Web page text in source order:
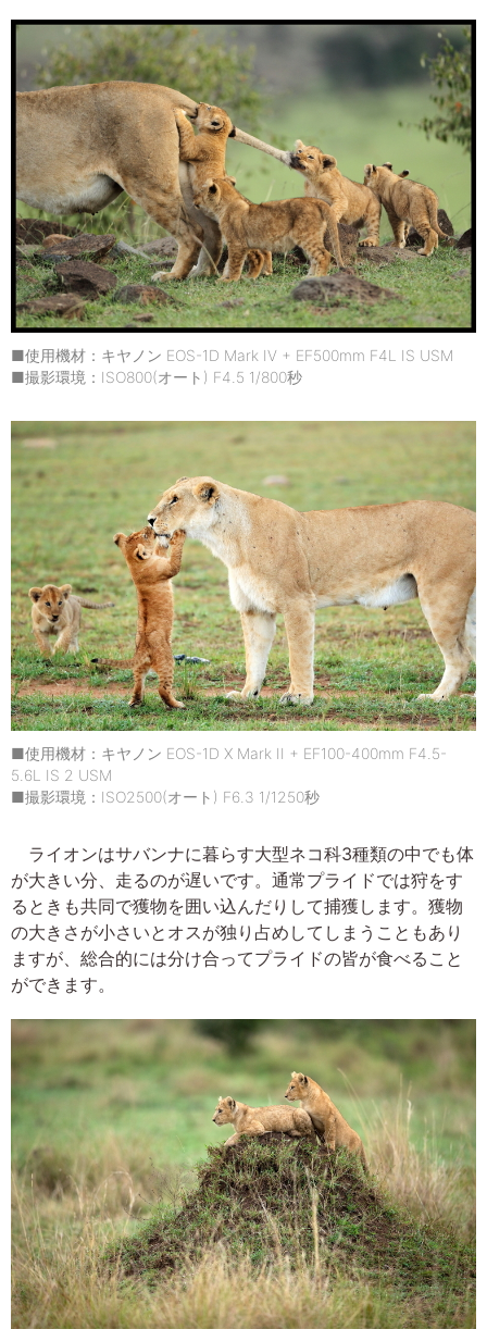
■使用機材：キヤノン EOS-1D Mark IV + EF500mm F4L IS USM
■撮影環境：ISO800(オート) F4.5 1/800秒
■使用機材：キヤノン EOS-1D X Mark II + EF100-400mm F4.5-
5.6L IS 2 USM
■撮影環境：ISO2500(オート) F6.3 1/1250秒
ライオンはサバンナに暮らす大型ネコ科3種類の中でも体
が大きい分、走るのが遅いです。通常プライドでは狩をす
るときも共同で獲物を囲い込んだりして捕獲します。獲物
の大きさが小さいとオスが独り占めしてしまうこともあり
ますが、総合的には分け合ってプライドの皆が食べること
ができます。